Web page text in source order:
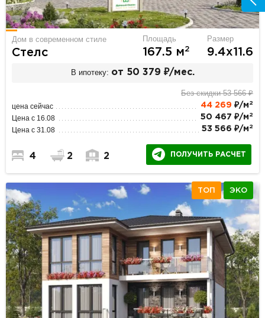
Дом в современном стиле
Стелс
Площадь
167.5 м2
Размер
9.4х11.6
В ипотеку: от 50 379 ₽/мес.
Без скидки 53 566 ₽
цена сейчас 44 269 ₽/м 2
Цена с 16.08 50 467 ₽/м 2
Цена с 31.08 53 566 ₽/м 2
4 2 2 ПОЛУЧИТЬ РАСЧЕТ
ТОП ЭКО